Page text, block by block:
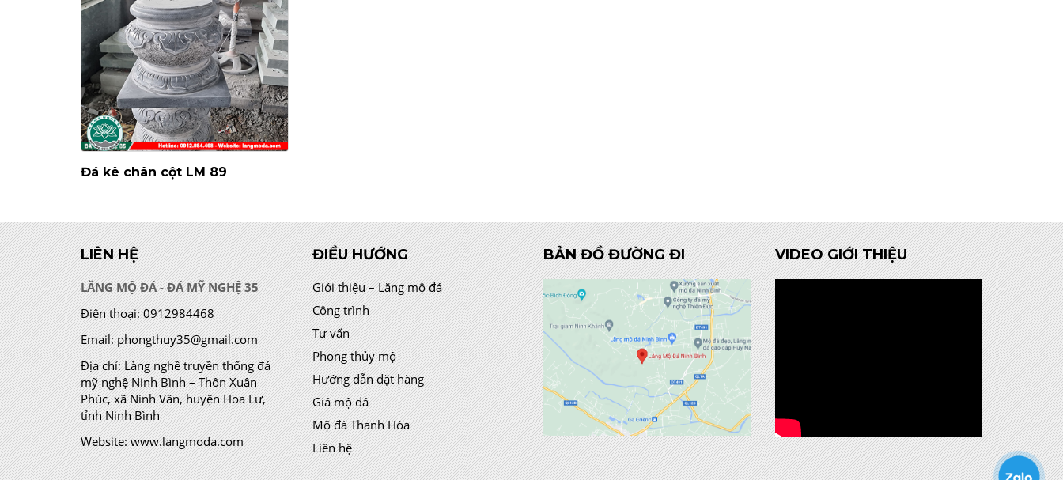
Đá kê chân cột LM 89
LIÊN HỆ
LĂNG MỘ ĐÁ - ĐÁ MỸ NGHỆ 35
Điện thoại: 0912984468
Email: phongthuy35@gmail.com
Địa chỉ:Làng nghề truyền thống đá
mỹ nghệ Ninh Bình – Thôn Xuân
Phúc, xã Ninh Vân, huyện Hoa Lư,
tỉnh Ninh Bình
Website: www.langmoda.com
ĐIỀU HƯỚNG
Giới thiệu – Lăng mộ đá
Công trình
Tư vấn
Phong thủy mộ
Hướng dẫn đặt hàng
Giá mộ đá
Mộ đá Thanh Hóa
Liên hệ
BẢN ĐỒ ĐƯỜNG ĐI VIDEO GIỚI THIỆU